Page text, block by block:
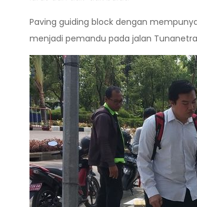
Paving guiding block dengan
menjadi pemandu pada jalan